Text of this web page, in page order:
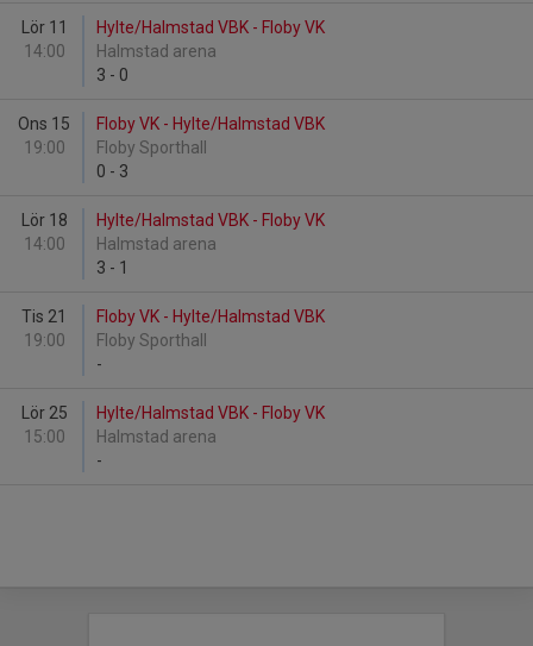
Lör 11
14:00
Hylte/Halmstad VBK - Floby VK
Halmstad arena
3 - 0
Ons 15
19:00
Floby VK - Hylte/Halmstad VBK
Floby Sporthall
0 - 3
Lör 18
14:00
Hylte/Halmstad VBK - Floby VK
Halmstad arena
3 - 1
Tis 21
19:00
Floby VK - Hylte/Halmstad VBK
Floby Sporthall
-
Lör 25
15:00
Hylte/Halmstad VBK - Floby VK
Halmstad arena
-